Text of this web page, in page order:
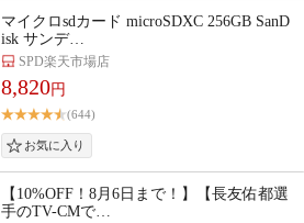
マイクロsdカード microSDXC 256GB SanD
isk サンデ…
SPD楽天市場店
8,820円
(644)
【10%OFF！8月6日まで！】【長友佑都選
手のTV-CMで…